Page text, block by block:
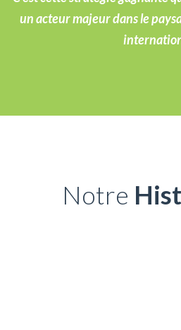
un acteur majeur dans le
Notre